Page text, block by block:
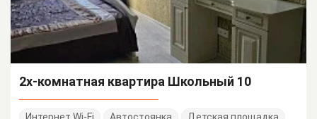
2х-комнатная квартира Школьный 10